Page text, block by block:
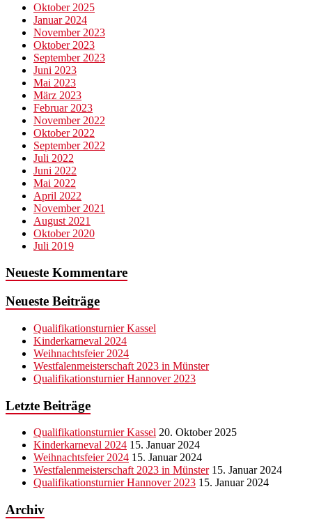
Oktober 2025
Januar 2024
November 2023
Oktober 2023
September 2023
Juni 2023
Mai 2023
März 2023
Februar 2023
November 2022
Oktober 2022
September 2022
Juli 2022
Juni 2022
Mai 2022
April 2022
November 2021
August 2021
Oktober 2020
Juli 2019
Neueste Kommentare
Neueste Beiträge
Qualifikationsturnier Kassel
Kinderkarneval 2024
Weihnachtsfeier 2024
Westfalenmeisterschaft 2023 in Münster
Qualifikationsturnier Hannover 2023
Letzte Beiträge
Qualifikationsturnier Kassel 20. Oktober 2025
Kinderkarneval 2024 15. Januar 2024
Weihnachtsfeier 2024 15. Januar 2024
Westfalenmeisterschaft 2023 in Münster 15. Januar 2024
Qualifikationsturnier Hannover 2023 15. Januar 2024
Archiv